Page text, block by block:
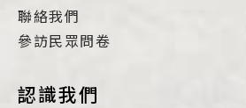
聯絡我們
參訪民眾問卷
認識我們